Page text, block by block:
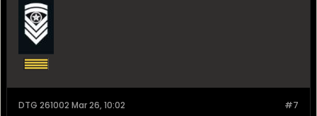
#7
DTG 261002 Mar 26, 10:02